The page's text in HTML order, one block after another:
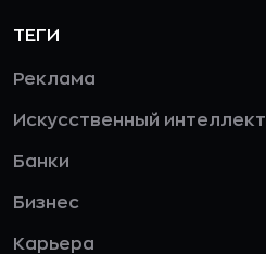
ТЕГИ
Реклама
Искусственный интеллект
Банки
Бизнес
Карьера